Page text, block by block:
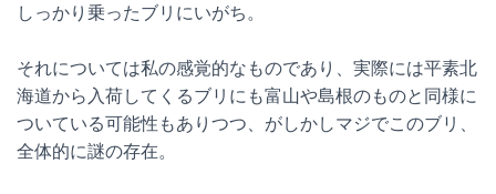
しっかり乗ったブリにいがち。
それについては私の感覚的なものであり、実際には平素北
海道から入荷してくるブリにも富山や島根のものと同様に
ついている可能性もありつつ、がしかしマジでこのブリ、
全体的に謎の存在。